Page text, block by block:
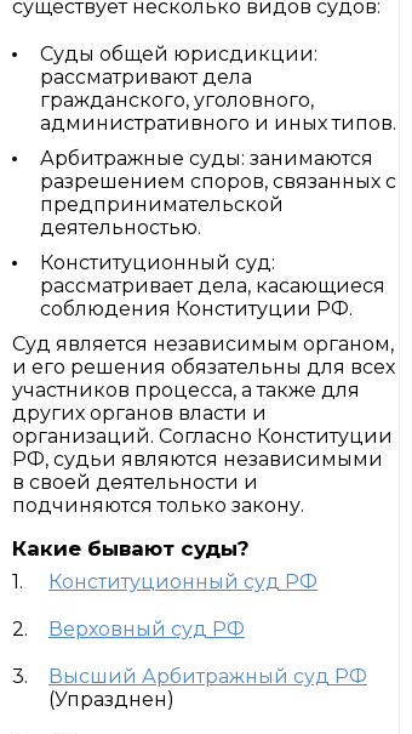
существует несколько видов судов:
Суды общей юрисдикции:
рассматривают дела
гражданского, уголовного,
административного и иных типов.
Арбитражные суды: занимаются
разрешением споров, связанных с
предпринимательской
деятельностью.
Конституционный суд:
рассматривает дела, касающиеся
соблюдения Конституции РФ.
Суд является независимым органом,
и его решения обязательны для всех
участников процесса, а также для
других органов власти и
организаций. Согласно Конституции
РФ, судьи являются независимыми
в своей деятельности и
подчиняются только закону.
Какие бывают суды?
Конституционный суд РФ
Верховный суд РФ
Высший Арбитражный суд РФ
(Упразднен)